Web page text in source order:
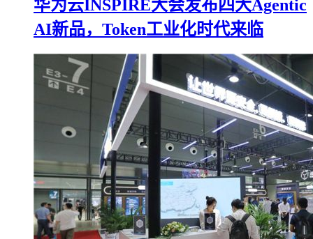
华为云INSPIRE大会发布四大Agentic
AI新品，Token工业化时代来临